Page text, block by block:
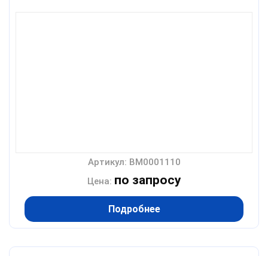
Артикул: BM0001110
Цена: по запросу
Подробнее